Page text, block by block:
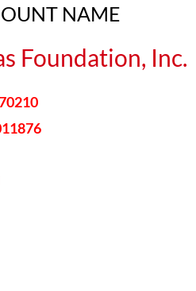
NAME
Foundation, Inc.